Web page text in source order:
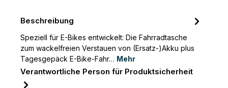
Beschreibung
Speziell für E-Bikes entwickelt: Die Fahrradtasche
zum wackelfreien Verstauen von (Ersatz-)Akku plus
Tagesgepäck E-Bike-Fahr… Mehr
Verantwortliche Person für Produktsicherheit